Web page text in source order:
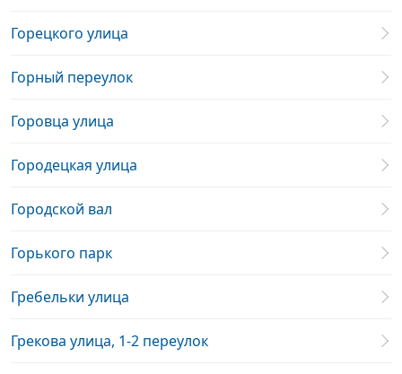
Горецкого улица
Горный переулок
Горовца улица
Городецкая улица
Городской вал
Горького парк
Гребельки улица
Грекова улица, 1-2 переулок